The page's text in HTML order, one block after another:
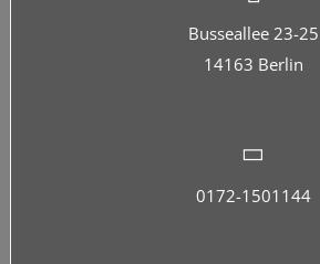
Busseallee 23-25
14163 Berlin
0172-1501144